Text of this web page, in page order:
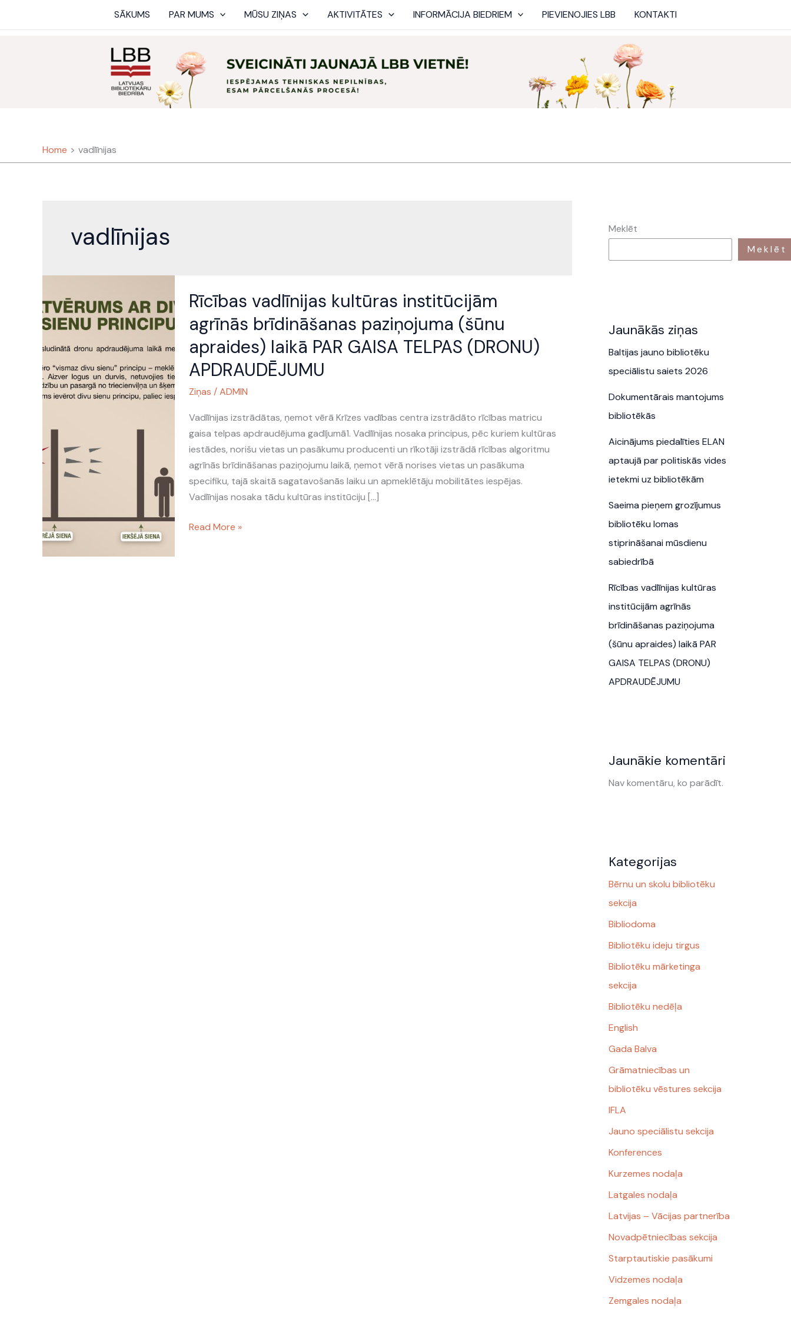
SĀKUMS PAR MUMS MŪSU ZIŅAS AKTIVITĀTES INFORMĀCIJA BIEDRIEM PIEVIENOJIES LBB KONTAKTI
Home vadlīnijas
vadlīnijas
Rīcības vadlīnijas kultūras institūcijām
agrīnās brīdināšanas paziņojuma (šūnu
apraides) laikā PAR GAISA TELPAS (DRONU)
APDRAUDĒJUMU
Ziņas /ADMIN
Vadlīnijas izstrādātas, ņemot vērā Krīzes vadības centra izstrādāto rīcības matricu
gaisa telpas apdraudējuma gadījumā1. Vadlīnijas nosaka principus, pēc kuriem kultūras
iestādes, norišu vietas un pasākumu producenti un rīkotāji izstrādā rīcības algoritmu
agrīnās brīdināšanas paziņojumu laikā, ņemot vērā norises vietas un pasākuma
specifiku, tajā skaitā sagatavošanās laiku un apmeklētāju mobilitātes iespējas.
Vadlīnijas nosaka tādu kultūras institūciju […]
vadlīnijas
institūcijām
agrīnās
brīdināšanas
paziņojuma
(šūnu
PAR
TELPAS
(DRONU)
APDRAUDĒJUMU
Read More »
Meklēt
Meklēt
Jaunākās ziņas
Baltijas jauno bibliotēku
speciālistu saiets 2026
Dokumentārais mantojums
bibliotēkās
Aicinājums piedalīties ELAN
aptaujā par politiskās vides
ietekmi uz bibliotēkām
Saeima pieņem grozījumus
bibliotēku lomas
stiprināšanai mūsdienu
sabiedrībā
Rīcības vadlīnijas kultūras
institūcijām agrīnās
brīdināšanas paziņojuma
(šūnu apraides) laikā PAR
GAISA TELPAS (DRONU)
APDRAUDĒJUMU
Jaunākie komentāri
Nav komentāru, ko parādīt.
Kategorijas
Bērnu un skolu bibliotēku
sekcija
Bibliodoma
Bibliotēku ideju tirgus
Bibliotēku mārketinga
sekcija
Bibliotēku nedēļa
English
Gada Balva
Grāmatniecības un
bibliotēku vēstures sekcija
IFLA
Jauno speciālistu sekcija
Konferences
Kurzemes nodaļa
Latgales nodaļa
Latvijas – Vācijas partnerība
Novadpētniecības sekcija
Starptautiskie pasākumi
Vidzemes nodaļa
Zemgales nodaļa